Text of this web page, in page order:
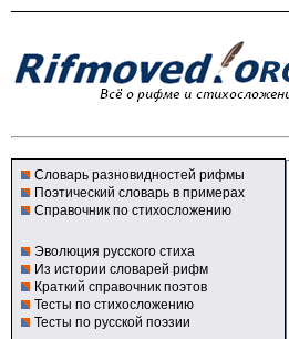
Словарь разновидностей рифмы
Поэтический словарь в примерах
Справочник по стихосложению
Эволюция русского стиха
Из истории словарей рифм
Краткий справочник поэтов
Тесты по стихосложению
Тесты по русской поэзии